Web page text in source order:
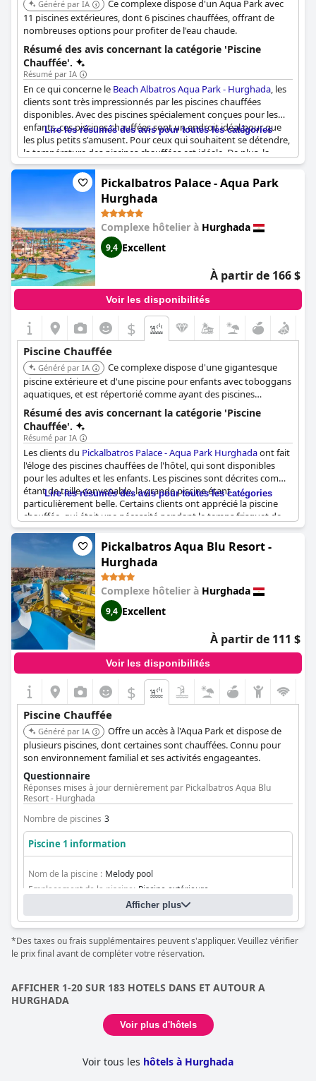
Généré par IA
Ce complexe dispose d'un Aqua Park avec
11 piscines extérieures, dont 6 piscines chauffées, offrant de
nombreuses options pour profiter de l'eau chaude.
Résumé des avis concernant la catégorie 'Piscine
Chauffée'.
Résumé par IA
En ce qui concerne le Beach Albatros Aqua Park - Hurghada, les
clients sont très impressionnés par les piscines chauffées
disponibles. Avec des piscines spécialement conçues pour les
enfants, ces piscines chauffées sont un endroit idéal pour que
les plus petits s'amusent. Pour ceux qui souhaitent se détendre,
la température des piscines chauffées est idéale. De plus, la
plage se trouvant juste à côté des piscines, les clients
bénéficient d'un équilibre parfait entre plaisir au bord de la
piscine et détente au bord de la mer. Dans l'ensemble, les
piscines chauffées sont un atout de l'hôtel que les clients
apprécient vraiment.
Lire les résumés des avis pour toutes les catégories
Pickalbatros Palace - Aqua Park
Hurghada
Complexe hôtelier à Hurghada
9,4 Excellent
À partir de 166 $
Voir les disponibilités
$
Piscine Chauffée
Généré par IA
Ce complexe dispose d'une gigantesque
piscine extérieure et d'une piscine pour enfants avec toboggans
aquatiques, et est répertorié comme ayant des piscines
chauffées.
Résumé des avis concernant la catégorie 'Piscine
Chauffée'.
Résumé par IA
Les clients du Pickalbatros Palace - Aqua Park Hurghadaont fait
l'éloge des piscines chauffées de l'hôtel, qui sont disponibles
pour les adultes et les enfants. Les piscines sont décrites comme
étant de taille convenable, la grande piscine étant
particulièrement belle. Certains clients ont apprécié la piscine
chauffée, qui était une nécessité pendant le temps frisquet de
février. D'autres ont même apprécié de nager dans les piscines
chauffées pendant l'hiver. Cependant, quelques commentaires
ont noté que certaines des piscines chauffées n'étaient pas
assez chaudes ou qu'une seule piscine chauffée était disponible
et qu'elle était trop petite. Les piscines pour enfants n'étaient
pas non plus toujours bien chauffées, mais certains clients ont
apprécié les nombreux toboggans aquatiques disponibles.
Malgré ces petits inconvénients, les clients ont généralement
apprécié de se baigner dans les piscines chauffées de l'hôtel.
Lire les résumés des avis pour toutes les catégories
Pickalbatros Aqua Blu Resort -
Hurghada
Complexe hôtelier à Hurghada
9,4 Excellent
À partir de 111 $
Voir les disponibilités
$
Piscine Chauffée
Généré par IA
Offre un accès à l'Aqua Park et dispose de
plusieurs piscines, dont certaines sont chauffées. Connu pour
son environnement familial et ses activités engageantes.
Questionnaire
Réponses mises à jour dernièrement par Pickalbatros Aqua Blu
Resort - Hurghada
Nombre de piscines 3
Piscine 1 information
Nom de la piscine : Melody pool
Emplacement de la piscine: Piscine extérieure
Afficher plus
*Des taxes ou frais supplémentaires peuvent s'appliquer. Veuillez vérifier
le prix final avant de compléter votre réservation.
AFFICHER 1-20 SUR 183 HOTELS DANS ET AUTOUR A
HURGHADA
Voir plus d'hôtels
Voir tous les hôtels à Hurghada